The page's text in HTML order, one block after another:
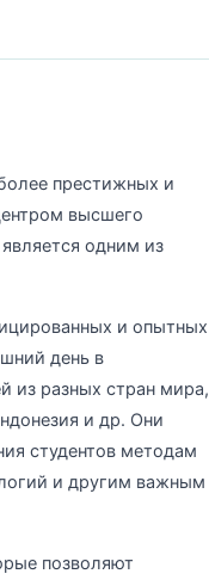
престижных и
высшего
одним из
и опытных
день в
из разных стран мира,
и др. Они
студентов методам
и другим важным
позволяют